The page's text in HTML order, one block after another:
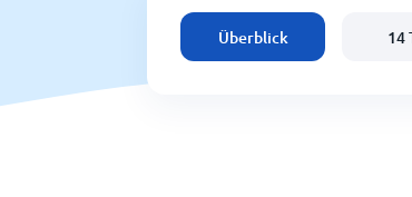
Überblick 14